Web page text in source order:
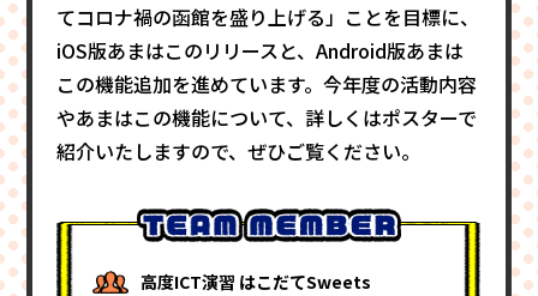
てコロナ禍の函館を盛り上げる」ことを目標に、
iOS版あまはこのリリースと、Android版あまは
この機能追加を進めています。今年度の活動内容
やあまはこの機能について、詳しくはポスターで
紹介いたしますので、ぜひご覧ください。
高度ICT演習 はこだてSweets